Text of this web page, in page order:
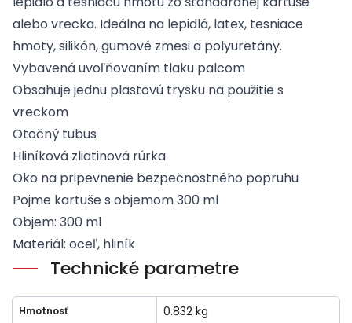
alebo vrecka. Ideálna na lepidlá, latex, tesniace
hmoty, silikón, gumové zmesi a polyuretány.
Vybavená uvoľňovaním tlaku palcom
Obsahuje jednu plastovú trysku na použitie s
vreckom
Otočný tubus
Hliníková zliatinová rúrka
Oko na pripevnenie bezpečnostného popruhu
Pojme kartuše s objemom 300 ml
Objem: 300 ml
Materiál: oceľ, hliník
Technické parametre
Hmotnosť 0.832 kg